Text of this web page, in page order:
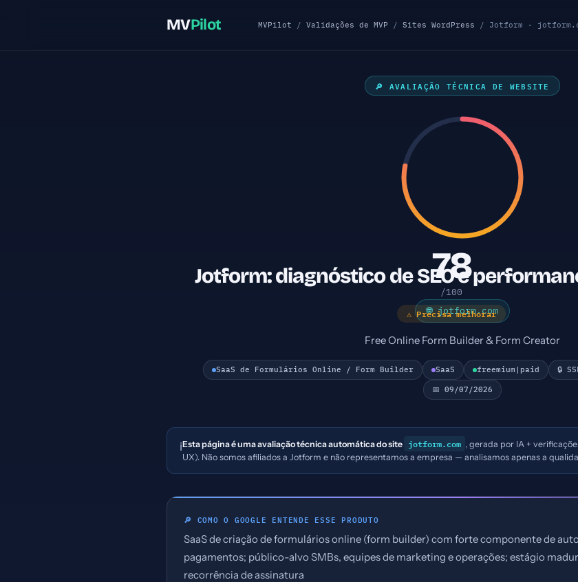
MVPilot MVPilot /Validações de MVP /Sites WordPress / Jotform -
🔎 AVALIAÇÃO TÉCNICA DE WEBSITE
78
/100
⚠ Precisa melhorar
Jotform: diagnóstico de SEO e
🌐 jotform.com
Free Online Form Builder & Form Creator
SaaS de Formulários Online / Form Builder SaaS freemium|paid 🔒
📅 09/07/2026
ℹ️Esta página é uma avaliação técnica automática do site jotform.com , gerada por IA +
UX). Não somos afiliados a Jotform e não representamos a empresa — analisamos apenas a
🔎 COMO O GOOGLE ENTENDE ESSE PRODUTO
SaaS de criação de formulários online (form builder) com forte componente de
pagamentos; público-alvo SMBs, equipes de marketing e operações; estágio
recorrência de assinatura